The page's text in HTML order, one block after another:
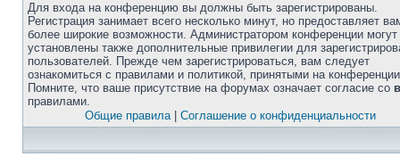
Для входа на конференцию вы должны быть зарегистрированы.
Регистрация занимает всего несколько минут, но предоставляет
более широкие возможности. Администратором конференции
установлены также дополнительные привилегии для
пользователей. Прежде чем зарегистрироваться, вам следует
ознакомиться с правилами и политикой, принятыми на
Помните, что ваше присутствие на форумах означает согласие со
правилами.
Общие правила| Соглашение о конфиденциальности